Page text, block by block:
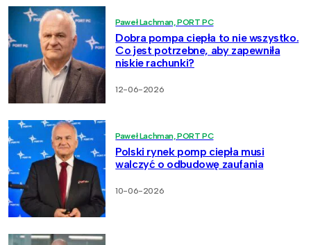
Paweł Lachman, PORT PC
Dobra pompa ciepła to nie wszystko.
Co jest potrzebne, aby zapewniła
niskie rachunki?
12-06-2026
Paweł Lachman, PORT PC
Polski rynek pomp ciepła musi
walczyć o odbudowę zaufania
10-06-2026